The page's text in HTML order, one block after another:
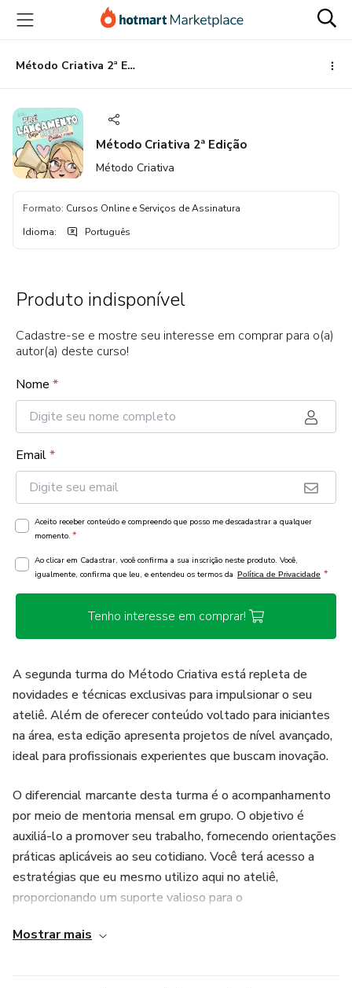
para
conteúdo
principal
para
pagamento
para
rodapé
Método Criativa 2ª Edição
Método Criativa 2ª Edição
Método Criativa
Formato: Cursos Online e Serviços de Assinatura
Idioma: Português
Produto indisponível
Cadastre-se e mostre seu interesse em comprar para o(a)
autor(a) deste curso!
Nome *
Email*
Aceito receber conteúdo e compreendo que posso me descadastrar a qualquer
momento. *
Ao clicar em Cadastrar, você confirma a sua inscrição neste produto. Você,
igualmente, confirma que leu, e entendeu os termos da Política de Privacidade *
Tenho interesse em comprar!
A segunda turma do Método Criativa está repleta de
novidades e técnicas exclusivas para impulsionar o seu
ateliê. Além de oferecer conteúdo voltado para iniciantes
na área, esta edição apresenta projetos de nível avançado,
ideal para profissionais experientes que buscam inovação.
O diferencial marcante desta turma é o acompanhamento
por meio de mentoria mensal em grupo. O objetivo é
auxiliá-lo a promover seu trabalho, fornecendo orientações
práticas aplicáveis ao seu cotidiano. Você terá acesso a
estratégias que eu mesmo utilizo aqui no ateliê,
proporcionando um suporte valioso para o
Mostrar mais